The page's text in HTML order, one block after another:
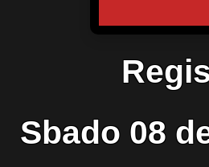
Sbado 08